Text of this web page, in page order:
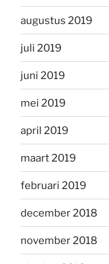
augustus 2019
juli 2019
juni 2019
mei 2019
april 2019
maart 2019
februari 2019
december 2018
november 2018